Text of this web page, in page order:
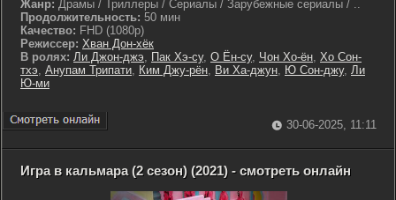
Жанр: Драмы / Триллеры / Сериалы / Зарубежные сериалы / ..
Продолжительность: 50 мин
Качество: FHD (1080p)
Режиссер: Хван Дон-хёк
В ролях: Ли Джон-джэ, Пак Хэ-су, О Ён-су, Чон Хо-ён, Хо Сон-
тхэ, Анупам Трипати, Ким Джу-рён, Ви Ха-джун, Ю Сон-джу, Ли
Ю-ми
30-06-2025, 11:11
Игра в кальмара (2 сезон) (2021) - смотреть онлайн